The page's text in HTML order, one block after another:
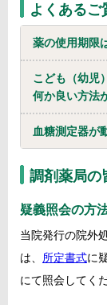
よくあるご
薬の使用期限
こども（幼児
何か良い方法
血糖測定器が
調剤薬局の
疑義照会の方
当院発行の院外
は、 所定書式に
にて照会してく